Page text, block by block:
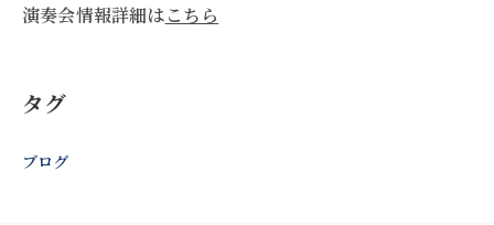
演奏会情報詳細はこちら
タグ
ブログ